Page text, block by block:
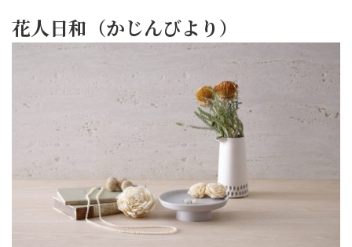
花人日和（かじんびより）